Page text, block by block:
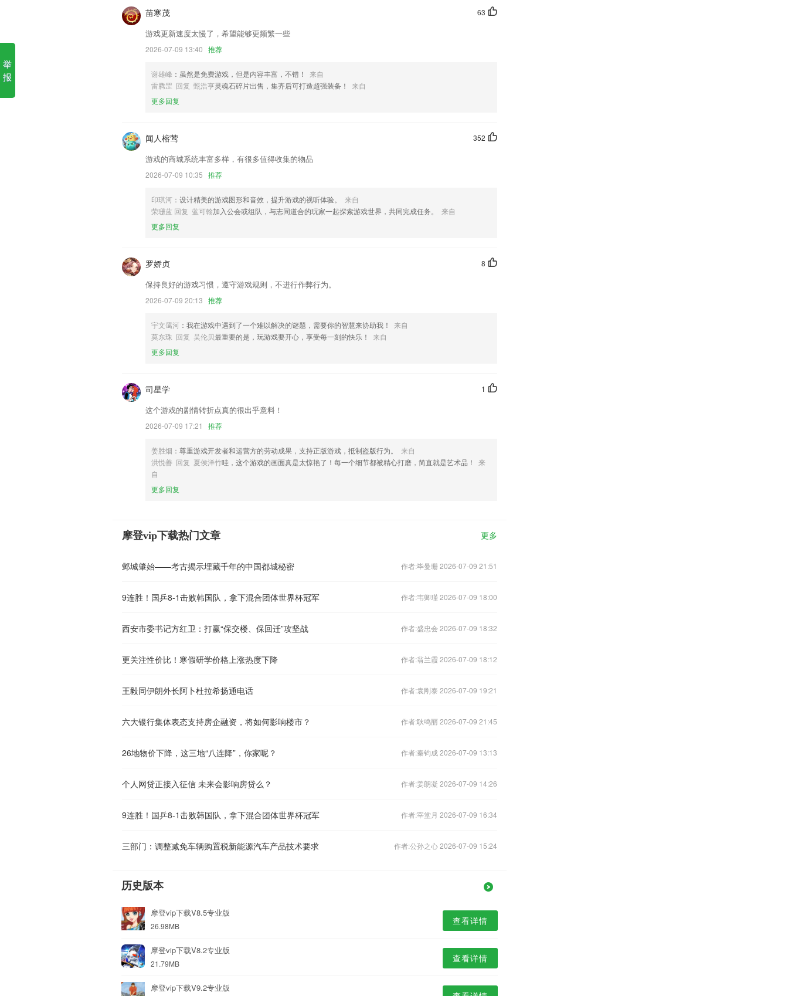
2.形式多样的字词学习游戏,拓展思维,强化记忆.
3.提供了非常完善的挖煤安全管理制度，每一位办公人员都需要更好的去践行。
6.旨在提供高考大数据，合理分析高考志愿，帮助学子走上理想高校；
收费订单增加作废功能
夏日趣旅行，宝藏酒店百元住，机票次卡限时囤，1元租车1元火车票99元机票，更多旅行好货尽在飞猪618
新增vr,商圈服务，修复现有已知bug，持续用户体验提升
以上就是摩登vip下载的介绍，如果您喜欢这款软件，您可以到应用商店进行打分评论，说出您的使用经历，以
63
苗寒茂
游戏更新速度太慢了，希望能够更频繁一些
2026-07-09 13:40 推荐
谢雄峰 ：虽然是免费游戏，但是内容丰富，不错！
来自
雷腾罡 回复 甄浩亨灵魂石碎片出售，集齐后可打造超强装备！
来自
更多回复
352
闻人榕莺
游戏的商城系统丰富多样，有很多值得收集的物品
2026-07-09 10:35 推荐
印琪河 ：设计精美的游戏图形和音效，提升游戏的视听体验。
来自
荣珊蓝 回复 蓝可翰加入公会或组队，与志同道合的玩家一起探索游戏世界，共同完成任务。
来自
更多回复
8
罗娇贞
保持良好的游戏习惯，遵守游戏规则，不进行作弊行为。
2026-07-09 20:13 推荐
宇文霭河 ：我在游戏中遇到了一个难以解决的谜题，需要你的智慧来协助我！
来自
莫东珠 回复 吴伦贝最重要的是，玩游戏要开心，享受每一刻的快乐！
来自
更多回复
1
司星学
这个游戏的剧情转折点真的很出乎意料！
2026-07-09 17:21 推荐
姜胜烟 ：尊重游戏开发者和运营方的劳动成果，支持正版游戏，抵制盗版行为。
来自
洪悦善 回复 夏侯洋竹哇，这个游戏的画面真是太惊艳了！每一个细节都被精心打磨，简直就是艺术品！
来
自
更多回复
摩登vip下载热门文章 更多
邺城肇始——考古揭示埋藏千年的中国都城秘密 作者:毕曼珊 2026-07-09 21:51
9连胜！国乒8-1击败韩国队，拿下混合团体世界杯冠军 作者:韦卿瑾 2026-07-09 18:00
西安市委书记方红卫：打赢“保交楼、保回迁”攻坚战 作者:盛忠会 2026-07-09 18:32
更关注性价比！寒假研学价格上涨热度下降 作者:翁兰霞 2026-07-09 18:12
王毅同伊朗外长阿卜杜拉希扬通电话 作者:袁刚泰 2026-07-09 19:21
六大银行集体表态支持房企融资，将如何影响楼市？ 作者:耿鸣丽 2026-07-09 21:45
26地物价下降，这三地“八连降”，你家呢？ 作者:秦钧成 2026-07-09 13:13
个人网贷正接入征信 未来会影响房贷么？ 作者:姜朗凝 2026-07-09 14:26
9连胜！国乒8-1击败韩国队，拿下混合团体世界杯冠军 作者:宰堂月 2026-07-09 16:34
三部门：调整减免车辆购置税新能源汽车产品技术要求 作者:公孙之心 2026-07-09 15:24
历史版本
摩登vip下载V8.5专业版
26.98MB 查看详情
摩登vip下载V8.2专业版
21.79MB 查看详情
摩登vip下载V9.2专业版
举
报